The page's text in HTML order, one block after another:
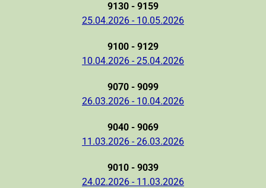
9130 - 9159
25.04.2026 - 10.05.2026
9100 - 9129
10.04.2026 - 25.04.2026
9070 - 9099
26.03.2026 - 10.04.2026
9040 - 9069
11.03.2026 - 26.03.2026
9010 - 9039
24.02.2026 - 11.03.2026